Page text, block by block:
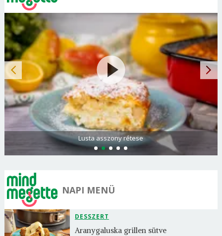
Spenótos palacsinta tejföllel töltve
NAPI MENÜ
DESSZERT
Aranygaluska grillen sütve